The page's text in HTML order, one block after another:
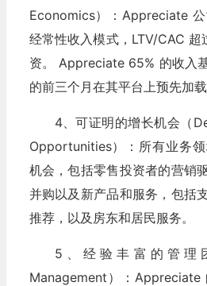
Economics）：Appreciate
经常性收入模式，LTV/CAC
资。 Appreciate 65% 的收入
的前三个月在其平台上预先加载
4、可证明的增长机会（
Opportunities）：所有业务
机会，包括零售投资者的营销
并购以及新产品和服务，包括
推荐，以及房东和居民服务。
5、经验丰富的管理
Management）：Appreciate